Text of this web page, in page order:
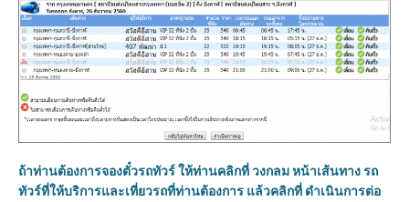
ถ้าท่านต้องการจองตั๋วรถทัวร์ ให้ท่านคลิกที่ วงกลม หน้าเส้นทาง รถ
ทัวร์ที่ให้บริการและเที่ยวรถที่ท่านต้องการ แล้วคลิกที่ ดำเนินการต่อ